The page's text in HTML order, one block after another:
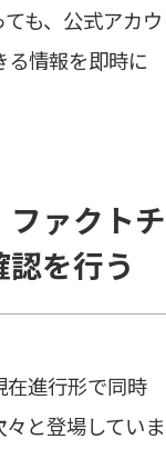
も、公式アカウ
る情報を即時に
ァクトチ
を行う
進行形で同時
と登場していま